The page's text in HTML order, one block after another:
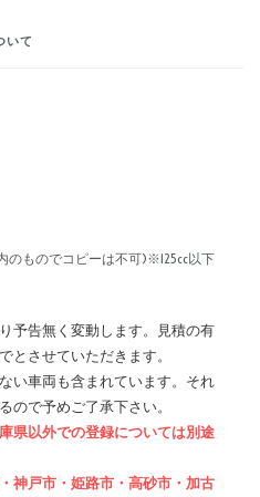
て
のものでコピーは不可)※125cc以下
予告無く変動します。見積の有
とさせていただきます。
い車両も含まれています。それ
ので予めご了承下さい。
県以外での登録については別途
神戸市・姫路市・高砂市・加古